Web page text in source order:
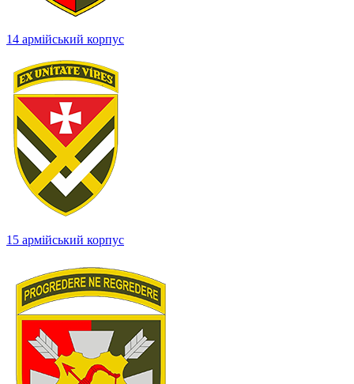
14 армійський корпус
15 армійський корпус